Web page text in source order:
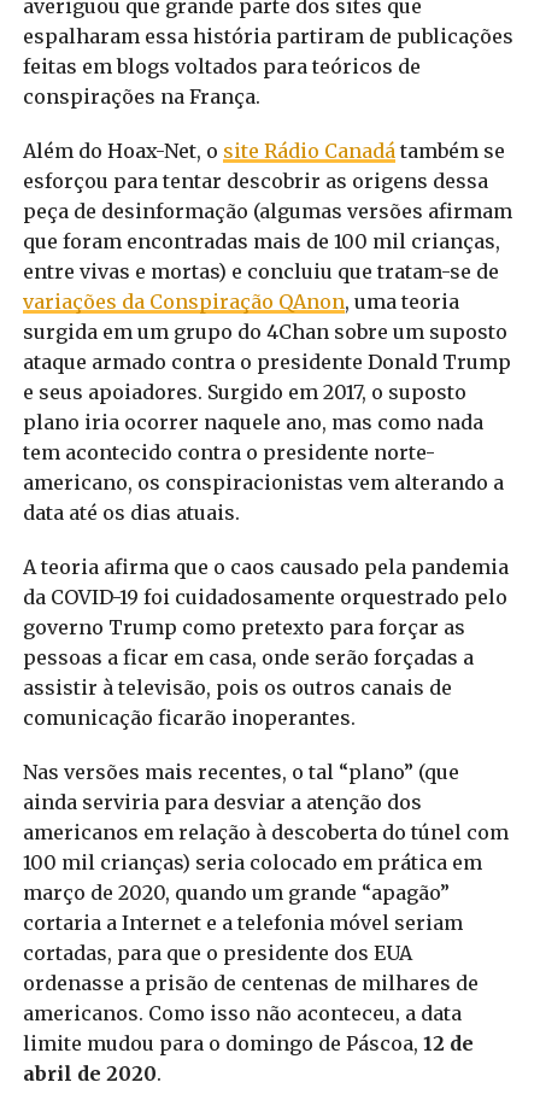
averiguou que grande parte dos sites que
espalharam essa história partiram de publicações
feitas em blogs voltados para teóricos de
conspirações na França.
Além do Hoax-Net, o site Rádio Canadátambém se
esforçou para tentar descobrir as origens dessa
peça de desinformação (algumas versões afirmam
que foram encontradas mais de 100 mil crianças,
entre vivas e mortas) e concluiu que tratam-se de
variações da Conspiração QAnon, uma teoria
surgida em um grupo do 4Chan sobre um suposto
ataque armado contra o presidente Donald Trump
e seus apoiadores. Surgido em 2017, o suposto
plano iria ocorrer naquele ano, mas como nada
tem acontecido contra o presidente norte-
americano, os conspiracionistas vem alterando a
data até os dias atuais.
A teoria afirma que o caos causado pela pandemia
da COVID-19 foi cuidadosamente orquestrado pelo
governo Trump como pretexto para forçar as
pessoas a ficar em casa, onde serão forçadas a
assistir à televisão, pois os outros canais de
comunicação ficarão inoperantes.
Nas versões mais recentes, o tal “plano” (que
ainda serviria para desviar a atenção dos
americanos em relação à descoberta do túnel com
100 mil crianças) seria colocado em prática em
março de 2020, quando um grande “apagão”
cortaria a Internet e a telefonia móvel seriam
cortadas, para que o presidente dos EUA
ordenasse a prisão de centenas de milhares de
americanos. Como isso não aconteceu, a data
limite mudou para o domingo de Páscoa, 12 de
abril de 2020.